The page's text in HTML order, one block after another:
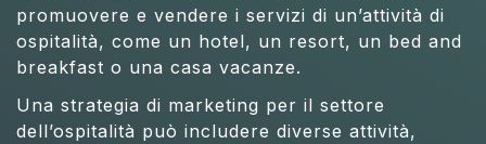
promuovere e vendere i servizi di un’attività di
ospitalità, come un hotel, un resort, un bed and
breakfast o una casa vacanze.
Una strategia di marketing per il settore
dell’ospitalità può includere diverse attività,